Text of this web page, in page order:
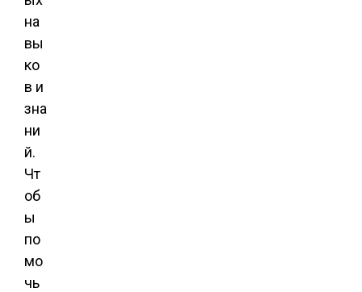
на
вы
ко
в и
зна
ни
й.
Чт
об
ы
по
мо
чь